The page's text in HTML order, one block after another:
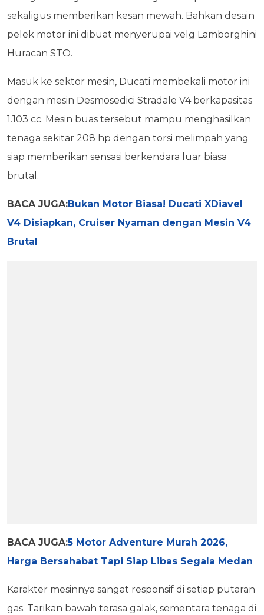
sekaligus memberikan kesan mewah. Bahkan desain
pelek motor ini dibuat menyerupai velg Lamborghini
Huracan STO.
Masuk ke sektor mesin, Ducati membekali motor ini
dengan mesin Desmosedici Stradale V4 berkapasitas
1.103 cc. Mesin buas tersebut mampu menghasilkan
tenaga sekitar 208 hp dengan torsi melimpah yang
siap memberikan sensasi berkendara luar biasa
brutal.
BACA JUGA:Bukan Motor Biasa! Ducati XDiavel
V4 Disiapkan, Cruiser Nyaman dengan Mesin V4
Brutal
BACA JUGA:5 Motor Adventure Murah 2026,
Harga Bersahabat Tapi Siap Libas Segala Medan
Karakter mesinnya sangat responsif di setiap putaran
gas. Tarikan bawah terasa galak, sementara tenaga di